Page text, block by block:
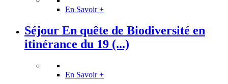
En Savoir +
Séjour En quête de Biodiversité en
itinérance du 19 (...)
En Savoir +